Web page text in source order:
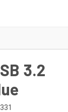
3.2